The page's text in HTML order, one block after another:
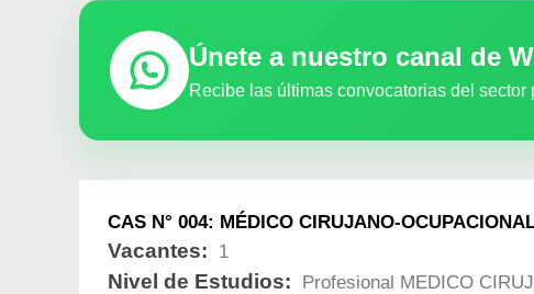
Únete a nuestro canal de
Recibe las últimas convocatorias del
CAS N° 004: MÉDICO CIRUJANO-
Vacantes: 1
Nivel de Estudios: Profesional MEDICO